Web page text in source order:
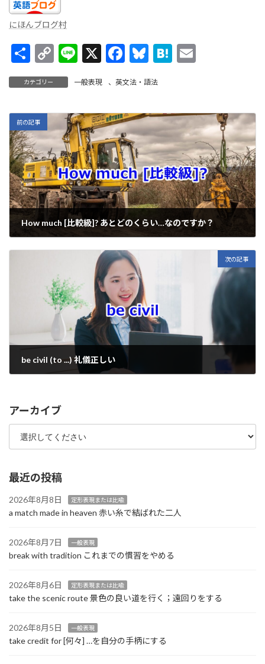
にほんブログ村
C
o
p
y
Li
n
k
Li
e
X
F
e
b
o
o
k
Bl
es
ky
H
n
a
l
共
有
カテゴリー 一般表現 、 英文法・語法
前の記事
How much [比較級]? あとどのくらい…なのですか？
次の記事
be civil (to ...) 礼儀正しい
アーカイブ
最近の投稿
2026年8月8日 定形表現または比喩
a match made in heaven 赤い糸で結ばれた二人
2026年8月7日 一般表現
break with tradition これまでの慣習をやめる
2026年8月6日 定形表現または比喩
take the scenic route 景色の良い道を行く；遠回りをする
2026年8月5日 一般表現
take credit for [何々] …を自分の手柄にする